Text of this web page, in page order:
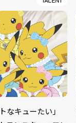
なキューたい」
TALENT